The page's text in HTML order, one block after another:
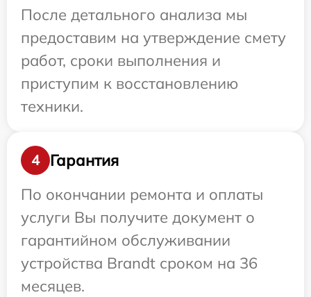
После детального анализа мы
предоставим на утверждение смету
работ, сроки выполнения и
приступим к восстановлению
техники.
4
Гарантия
По окончании ремонта и оплаты
услуги Вы получите документ о
гарантийном обслуживании
устройства Brandt сроком на 36
месяцев.